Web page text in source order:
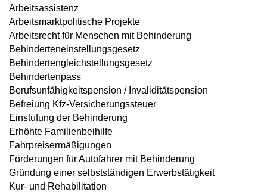
Arbeitsassistenz
Arbeitsmarktpolitische Projekte
Arbeitsrecht für Menschen mit Behinderung
Behinderteneinstellungsgesetz
Behindertengleichstellungsgesetz
Behindertenpass
Berufsunfähigkeitspension / Invaliditätspension
Befreiung Kfz-Versicherungssteuer
Einstufung der Behinderung
Erhöhte Familienbeihilfe
Fahrpreisermäßigungen
Förderungen für Autofahrer mit Behinderung
Gründung einer selbstständigen Erwerbstätigkeit
Kur- und Rehabilitation